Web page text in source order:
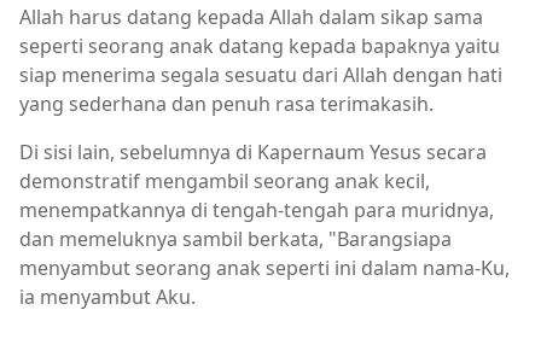
Allah harus datang kepada Allah dalam sikap sama
seperti seorang anak datang kepada bapaknya yaitu
siap menerima segala sesuatu dari Allah dengan hati
yang sederhana dan penuh rasa terimakasih.
Di sisi lain, sebelumnya di Kapernaum Yesus secara
demonstratif mengambil seorang anak kecil,
menempatkannya di tengah-tengah para muridnya,
dan memeluknya sambil berkata, "Barangsiapa
menyambut seorang anak seperti ini dalam nama-Ku,
ia menyambut Aku.